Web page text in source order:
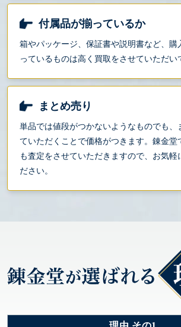
付属品が揃っているか
箱やパッケージ、保証書や説明書など、購
っているものは高く買取をさせていただい
まとめ売り
単品では値段がつかないようなものでも、
ていただくことで価格がつきます。錬金堂
も査定をさせていただきますので、お気軽
ださい。